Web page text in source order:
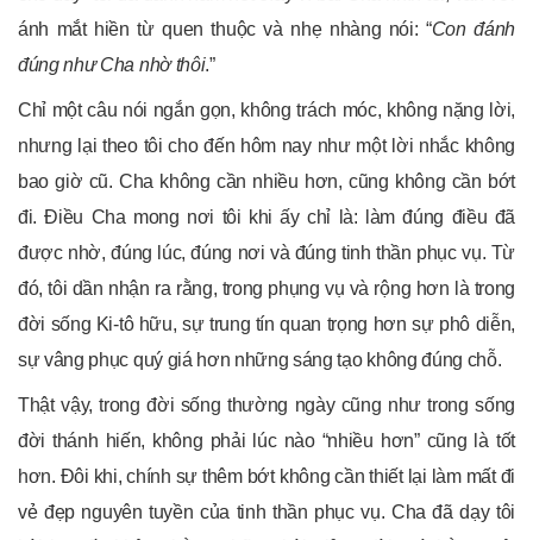
ánh mắt hiền từ quen thuộc và nhẹ nhàng nói: “Con đánh
đúng như Cha nhờ thôi.”
Chỉ một câu nói ngắn gọn, không trách móc, không nặng lời,
nhưng lại theo tôi cho đến hôm nay như một lời nhắc không
bao giờ cũ. Cha không cần nhiều hơn, cũng không cần bớt
đi. Điều Cha mong nơi tôi khi ấy chỉ là: làm đúng điều đã
được nhờ, đúng lúc, đúng nơi và đúng tinh thần phục vụ. Từ
đó, tôi dần nhận ra rằng, trong phụng vụ và rộng hơn là trong
đời sống Ki-tô hữu, sự trung tín quan trọng hơn sự phô diễn,
sự vâng phục quý giá hơn những sáng tạo không đúng chỗ.
Thật vậy, trong đời sống thường ngày cũng như trong sống
đời thánh hiến, không phải lúc nào “nhiều hơn” cũng là tốt
hơn. Đôi khi, chính sự thêm bớt không cần thiết lại làm mất đi
vẻ đẹp nguyên tuyền của tinh thần phục vụ. Cha đã dạy tôi